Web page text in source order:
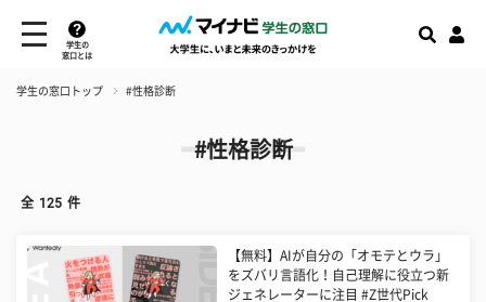
学生の
窓口とは
学生の窓口トップ #性格診断
#性格診断
全 125 件
【無料】AIが自分の「オモテとウラ」
をズバリ言語化！自己理解に役立つ新
ジェネレーターに注目 #Z世代Pick